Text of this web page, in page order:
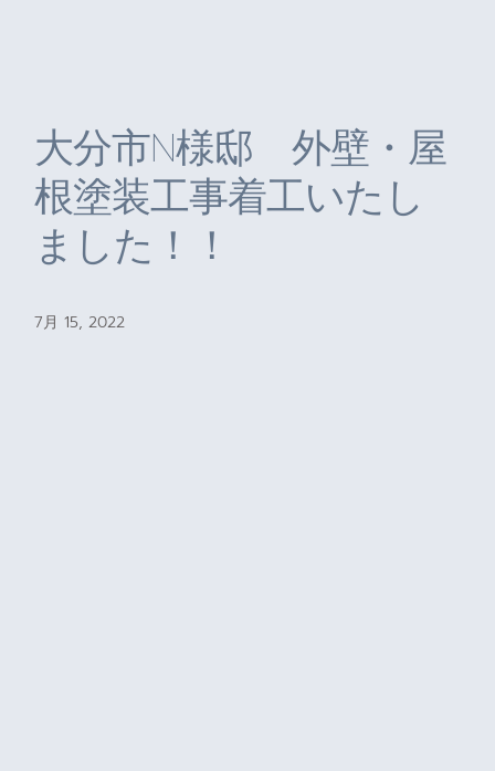
大分市N様邸 外壁・屋
根塗装工事着工いたし
ました！！
7月 15, 2022